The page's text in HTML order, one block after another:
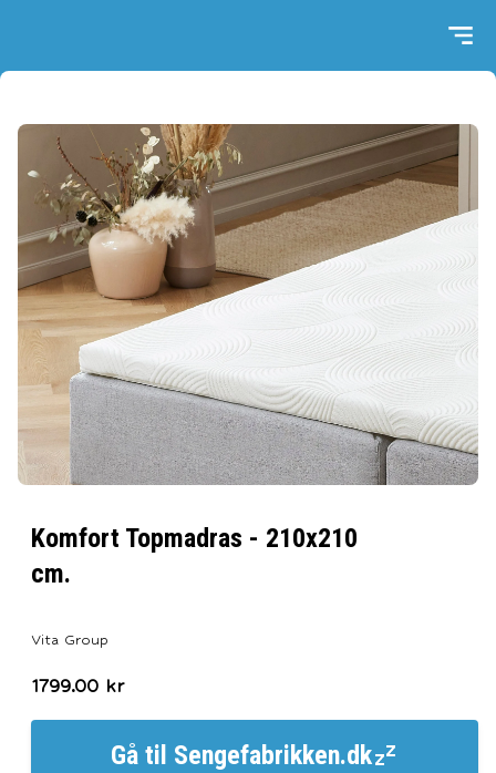
Komfort Topmadras - 210x210
cm.
Vita Group
1799.00 kr
Gå til Sengefabrikken.dk